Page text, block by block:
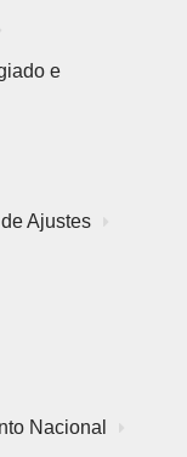
e
Ajustes
Nacional